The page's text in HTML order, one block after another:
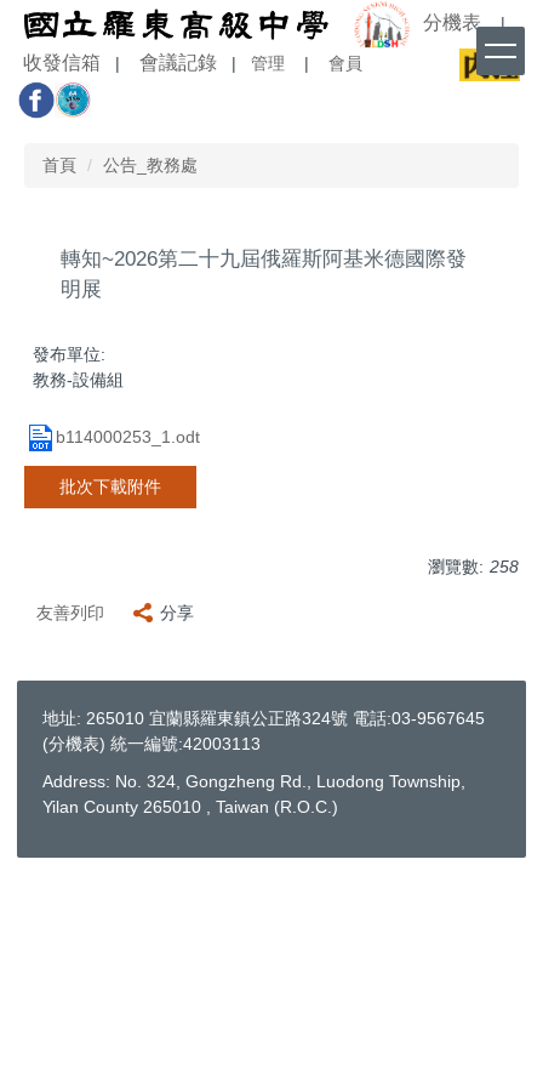
跳
到
主
要
內
分機表 |
收發信箱 會議記錄 管理 會員
首頁 公告_教務處
轉知~2026第二十九屆俄羅斯阿基米德國際發
明展
發布單位:
教務-設備組
b114000253_1.odt
批次下載附件
瀏覽數: 258
友善列印 分享
地址: 265010 宜蘭縣羅東鎮公正路324號 電話:03-9567645
(分機表) 統一編號:42003113
Address: No. 324, Gongzheng Rd., Luodong Township,
Yilan County 265010 , Taiwan (R.O.C.)